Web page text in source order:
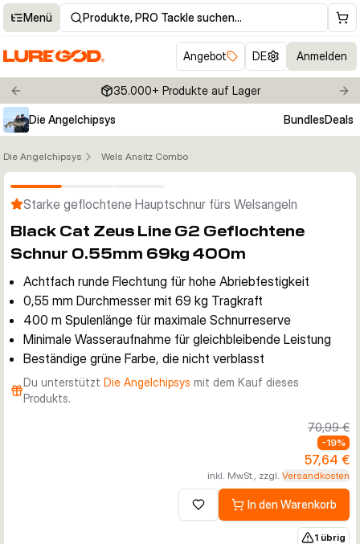
Menü Produkte, PRO Tackle suchen…
Angebot DE Anmelden
Previous slide 35.000+ Produkte auf Lager
Die Angelchipsys
BundlesDeals
Die Angelchipsys Wels Ansitz Combo
Starke geflochtene Hauptschnur fürs Welsangeln
Black Cat Zeus Line G2 Geflochtene
Schnur 0.55mm 69kg 400m
Achtfach runde Flechtung für hohe Abriebfestigkeit
0,55 mm Durchmesser mit 69 kg Tragkraft
400 m Spulenlänge für maximale Schnurreserve
Minimale Wasseraufnahme für gleichbleibende Leistung
Beständige grüne Farbe, die nicht verblasst
Du unterstützt Die Angelchipsys mit dem Kauf dieses
Produkts.
70,99 €
-19%
57,64 €
inkl. MwSt., zzgl. Versandkosten
Zur Wunschliste hinzufügen
In den Warenkorb
1 übrig